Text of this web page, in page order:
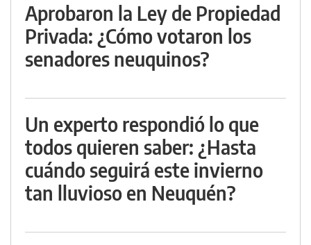
Aprobaron la Ley de Propiedad
Privada: ¿Cómo votaron los
senadores neuquinos?
Un experto respondió lo que
todos quieren saber: ¿Hasta
cuándo seguirá este invierno
tan lluvioso en Neuquén?